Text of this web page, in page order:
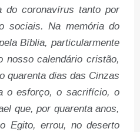
do coronavírus tanto por
sociais. Na memória do
Bíblia, particularmente
nosso calendário cristão,
quarenta dias das Cinzas
o esforço, o sacrifício, o
que, por quarenta anos,
Egito, errou, no deserto